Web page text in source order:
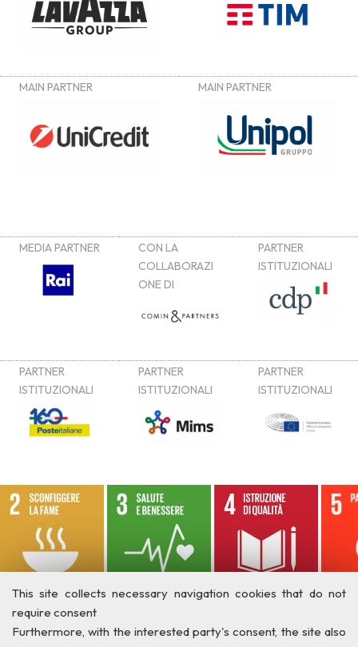
This site collects necessary navigation cookies that do not
require consent
Furthermore, with the interested party's consent, the site also